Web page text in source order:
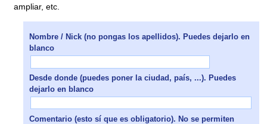
ampliar, etc.
Nombre / Nick (no pongas los apellidos). Puedes dejarlo en
blanco
Desde donde (puedes poner la ciudad, país, ...). Puedes
dejarlo en blanco
Comentario (esto sí que es obligatorio). No se permiten